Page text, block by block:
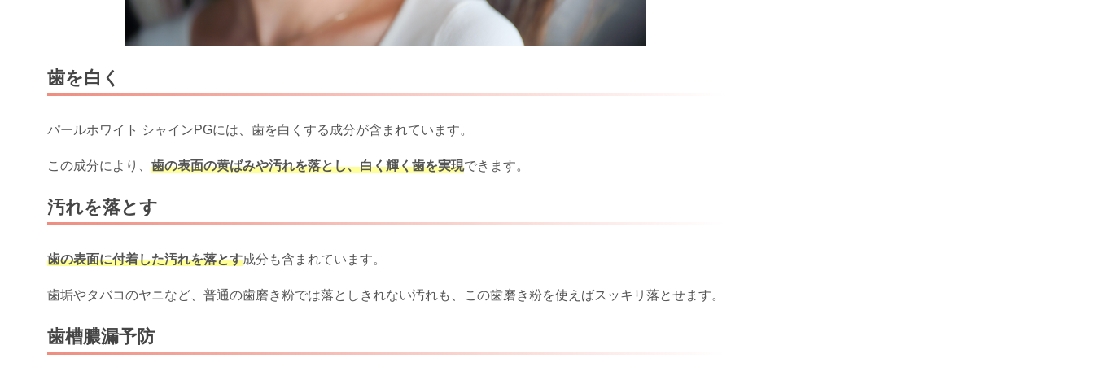
歯を白く
パールホワイト シャインPGには、歯を白くする成分が含まれています。
この成分により、 歯の表面の黄ばみや汚れを落とし、白く輝く歯を実現できます。
汚れを落とす
歯の表面に付着した汚れを落とす成分も含まれています。
歯垢やタバコのヤニなど、普通の歯磨き粉では落としきれない汚れも、この歯磨き粉を使えばスッキリ落とせます。
歯槽膿漏予防